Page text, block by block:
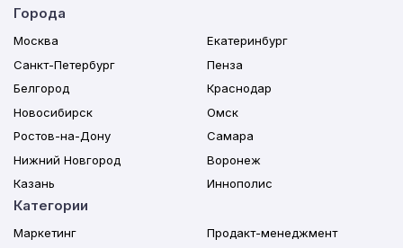
Города
Москва
Санкт-Петербург
Белгород
Новосибирск
Ростов-на-Дону
Нижний Новгород
Казань
Екатеринбург
Пенза
Краснодар
Омск
Самара
Воронеж
Иннополис
Категории
Маркетинг
Продакт-менеджмент